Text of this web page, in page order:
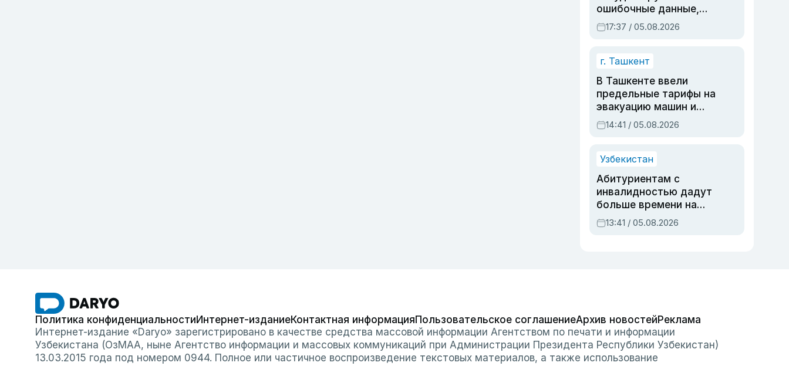
ошибочные данные,
дубли аккаунтов и
очереди по онлайн-
17:37 / 05.08.2026
г. Ташкент
В Ташкенте ввели
предельные тарифы на
эвакуацию машин и
штрафстоянки
14:41 / 05.08.2026
Узбекистан
Абитуриентам с
инвалидностью дадут
больше времени на
вступительных
экзаменах
13:41 / 05.08.2026
Политика конфиденциальностиИнтернет-изданиеКонтактная информацияПользовательское соглашениеАрхив новостейРеклама
Интернет-издание «Daryo» зарегистрировано в качестве средства массовой информации Агентством по печати и информации
Узбекистана (ОзМАА, ныне Агентство информации и массовых коммуникаций при Администрации Президента Республики Узбекистан)
13.03.2015 года под номером 0944. Полное или частичное воспроизведение текстовых материалов, а также использование